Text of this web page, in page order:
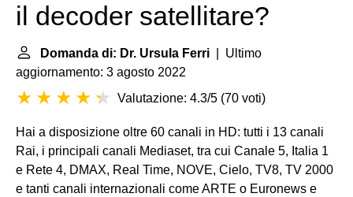
il decoder satellitare?
Domanda di: Dr. Ursula Ferri | Ultimo
aggiornamento: 3 agosto 2022
Valutazione: 4.3/5 (70 voti)
Hai a disposizione oltre 60 canali in HD: tutti i 13 canali
Rai, i principali canali Mediaset, tra cui Canale 5, Italia 1
e Rete 4, DMAX, Real Time, NOVE, Cielo, TV8, TV 2000
e tanti canali internazionali come ARTE o Euronews e